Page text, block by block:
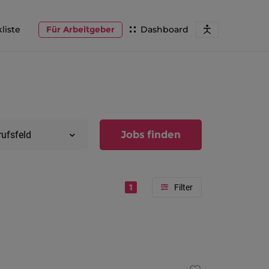
Dashboard
Für Arbeitgeber
Jobs finden
1